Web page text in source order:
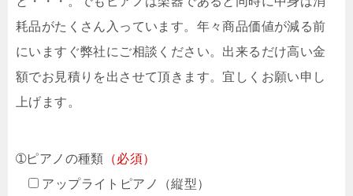
耗品がたくさん入っています。年々商品価値が減る前
にいますぐ弊社にご相談ください。出来るだけ高い金
額でお見積りを出させて頂きます。宜しくお願い申し
上げます。
➀ピアノの種類 （必須）
アップライトピアノ（縦型）